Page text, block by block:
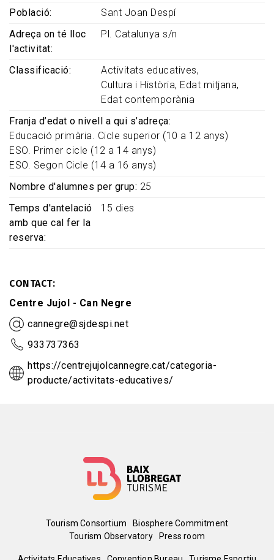
CONTACT
Centre Jujol - Can Negre
cannegre@sjdespi.net
933737363
https://centrejujolcannegre.cat/categoria-
producte/activitats-educatives/
Població
Sant Joan Despí
Adreça on té lloc
l'activitat
Pl. Catalunya s/n
Classificació
Activitats educatives
Cultura i Història Edat mitjana
Edat contemporània
Franja d’edat o nivell a qui s’adreça
Educació primària. Cicle superior (10 a 12 anys)
ESO. Primer cicle (12 a 14 anys)
ESO. Segon Cicle (14 a 16 anys)
Nombre d'alumnes per grup 25
Temps d'antelació
amb que cal fer la
reserva
15 dies
MenúTourism Consortium
Biosphere Commitment
Tourism Observatory
Press room